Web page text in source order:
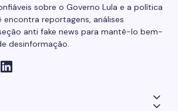
sobre o Governo Lula e a política
encontra reportagens, análises
anti fake news para mantê-lo bem-
desinformação.